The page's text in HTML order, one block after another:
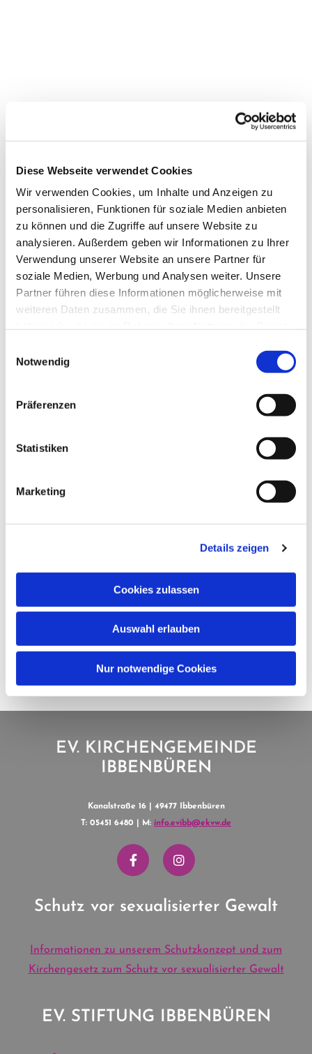
Diese Webseite verwendet Cookies
Wir verwenden Cookies, um Inhalte und Anzeigen zu
personalisieren, Funktionen für soziale Medien anbieten
zu können und die Zugriffe auf unsere Website zu
analysieren. Außerdem geben wir Informationen zu Ihrer
Verwendung unserer Website an unsere Partner für
soziale Medien, Werbung und Analysen weiter. Unsere
Partner führen diese Informationen möglicherweise mit
weiteren Daten zusammen, die Sie ihnen bereitgestellt
Notwendig
Präferenzen
Statistiken
Marketing
Details zeigen
Cookies zulassen
Auswahl erlauben
Nur notwendige Cookies
Dies könnte Sie auch
interessieren
EV. KIRCHENGEMEINDE
IBBENBÜREN
Kanalstraße 16 | 49477 Ibbenbüren
T: 05451 6480 | M: info.evibb@ekvw.de
Schutz vor sexualisierter Gewalt
Informationen zu unserem Schutzkonzept und zum
Kirchengesetz zum Schutz vor sexualisierter Gewalt
EV. STIFTUNG IBBENBÜREN